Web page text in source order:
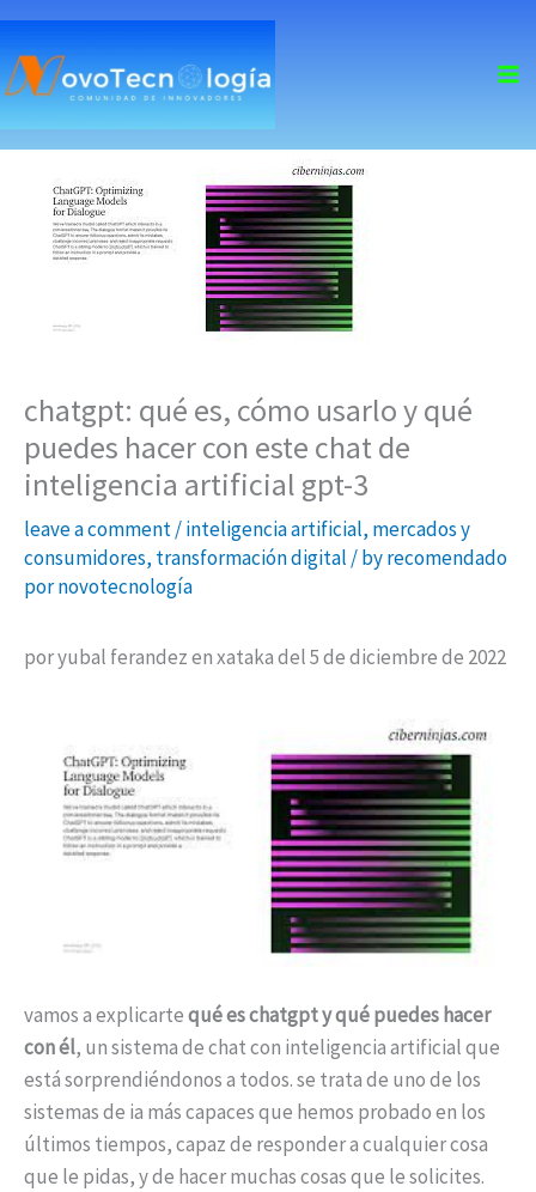
skip
content
chatgpt: qué es, cómo usarlo y qué
puedes hacer con este chat de
inteligencia artificial gpt-3
leave a comment/inteligencia artificial, mercados y
consumidores, transformación digital / byrecomendado
por novotecnología
por yubal ferandez en xataka del 5 de diciembre de 2022
vamos a explicartequé es chatgpt y qué puedes hacer
con él, un sistema de chat con inteligencia artificial que
está sorprendiéndonos a todos. se trata de uno de los
sistemas de ia más capaces que hemos probado en los
últimos tiempos, capaz de responder a cualquier cosa
que le pidas, y de hacer muchas cosas que le solicites.